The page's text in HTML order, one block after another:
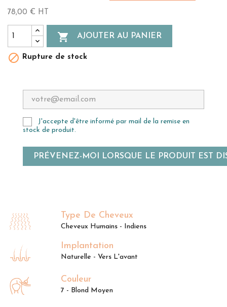
78,00 € HT
 AJOUTER AU PANIER
 Rupture de stock
J'accepte d'être informé par mail de la remise en
stock de produit.
PRÉVENEZ-MOI LORSQUE LE PRODUIT EST
Type De Cheveux
Cheveux Humains - Indiens
Implantation
Naturelle - Vers L'avant
Couleur
7 - Blond Moyen